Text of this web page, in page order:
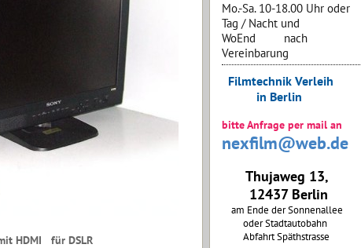
HDMI für DSLR
Mo.-Sa. 10-18.00 Uhr oder
Tag / Nacht und
WoEnd nach
Vereinbarung
Filmtechnik Verleih
in Berlin
bitte Anfrage per mail an
nexfilm@web.de
Thujaweg 13,
12437 Berlin
am Ende der Sonnenallee
oder Stadtautobahn
Abfahrt Späthstrasse